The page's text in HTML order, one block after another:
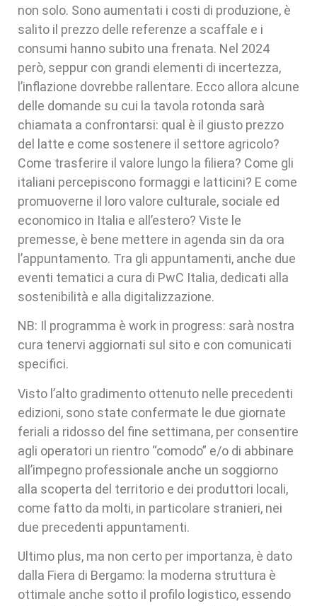
non solo. Sono aumentati i costi di produzione, è
salito il prezzo delle referenze a scaffale e i
consumi hanno subito una frenata. Nel 2024
però, seppur con grandi elementi di incertezza,
l’inflazione dovrebbe rallentare. Ecco allora alcune
delle domande su cui la tavola rotonda sarà
chiamata a confrontarsi: qual è il giusto prezzo
del latte e come sostenere il settore agricolo?
Come trasferire il valore lungo la filiera? Come gli
italiani percepiscono formaggi e latticini? E come
promuoverne il loro valore culturale, sociale ed
economico in Italia e all’estero? Viste le
premesse, è bene mettere in agenda sin da ora
l’appuntamento. Tra gli appuntamenti, anche due
eventi tematici a cura di PwC Italia, dedicati alla
sostenibilità e alla digitalizzazione.
NB: Il programma è work in progress: sarà nostra
cura tenervi aggiornati sul sito e con comunicati
specifici.
Visto l’alto gradimento ottenuto nelle precedenti
edizioni, sono state confermate le due giornate
feriali a ridosso del fine settimana, per consentire
agli operatori un rientro “comodo” e/o di abbinare
all’impegno professionale anche un soggiorno
alla scoperta del territorio e dei produttori locali,
come fatto da molti, in particolare stranieri, nei
due precedenti appuntamenti.
Ultimo plus, ma non certo per importanza, è dato
dalla Fiera di Bergamo: la moderna struttura è
ottimale anche sotto il profilo logistico, essendo